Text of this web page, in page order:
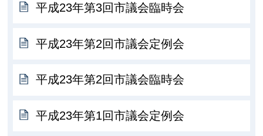
平成23年第3回市議会臨時会
平成23年第2回市議会定例会
平成23年第2回市議会臨時会
平成23年第1回市議会定例会